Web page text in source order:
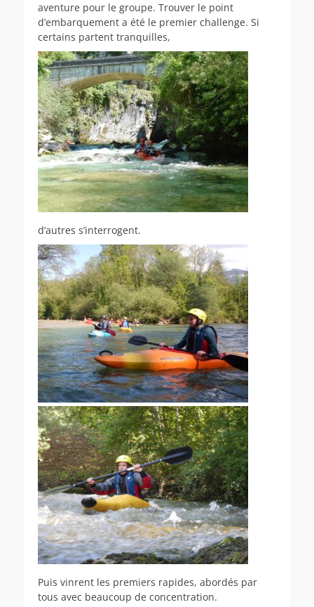
aventure pour le groupe. Trouver le point
d’embarquement a été le premier challenge. Si
certains partent tranquilles,
d’autres s’interrogent.
Puis vinrent les premiers rapides, abordés par
tous avec beaucoup de concentration.